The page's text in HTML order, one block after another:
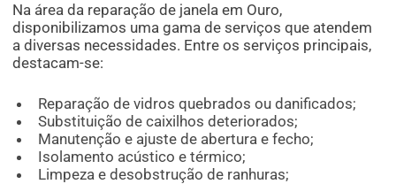
Na área da reparação de janela em Ouro,
disponibilizamos uma gama de serviços que atendem
a diversas necessidades. Entre os serviços principais,
destacam-se:
Reparação de vidros quebrados ou danificados;
Substituição de caixilhos deteriorados;
Manutenção e ajuste de abertura e fecho;
Isolamento acústico e térmico;
Limpeza e desobstrução de ranhuras;